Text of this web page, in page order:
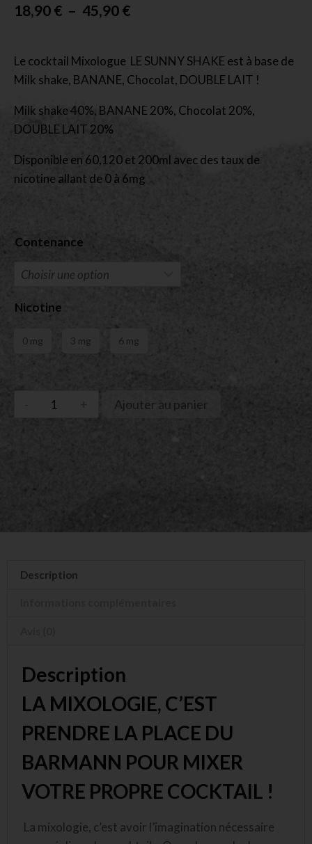
18,90€ – 45,90€
Le cocktail Mixologue LE SUNNY SHAKE est à base de
Milk shake, BANANE, Chocolat, DOUBLE LAIT !
Milk shake 40%, BANANE 20%, Chocolat 20%,
DOUBLE LAIT 20%
Disponible en 60,120 et 200ml avec des taux de
nicotine allant de 0 à 6mg
Contenance
Nicotine
0 mg 3 mg 6 mg
Ajouter au panier
Description
Description
LA MIXOLOGIE, C’EST
PRENDRE LA PLACE DU
BARMANN POUR MIXER
VOTRE PROPRE COCKTAIL !
La mixologie, c’est avoir l’imagination nécessaire